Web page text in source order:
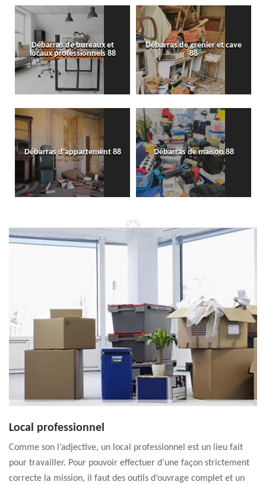
Débarras de bureaux et
locaux professionnels 88
Débarras de grenier et cave
88
Débarras d'appartement 88 Débarras de maison 88
Local professionnel
Comme son l’adjective, un local professionnel est un lieu fait
pour travailler. Pour pouvoir effectuer d’une façon strictement
correcte la mission, il faut des outils d’ouvrage complet et un